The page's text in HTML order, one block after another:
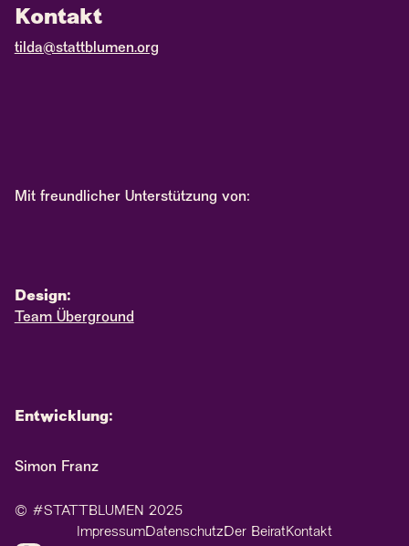
Kontakt
tilda@stattblumen.org
Mit freundlicher Unterstützung von:
Design:
Team Überground
Entwicklung:
Simon Franz
© #STATTBLUMEN 2025
ImpressumDatenschutzDer BeiratKontakt